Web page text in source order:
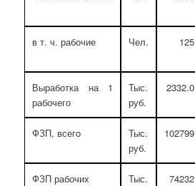
в т. ч. рабочие Чел. 125
Выработка на 1
рабочего
Тыс.
руб.
2332.0
ФЗП, всего
Тыс.
руб.
102799
ФЗП рабочих
Тыс.
74232